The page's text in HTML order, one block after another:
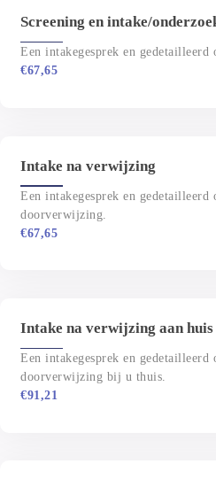
Screening en intake/
Een intakegesprek en gedetailleerd
€67,65
Intake na verwijzing
Een intakegesprek en gedetailleerd
doorverwijzing.
€67,65
Intake na verwijzing aan huis
Een intakegesprek en gedetailleerd
doorverwijzing bij u thuis.
€91,21